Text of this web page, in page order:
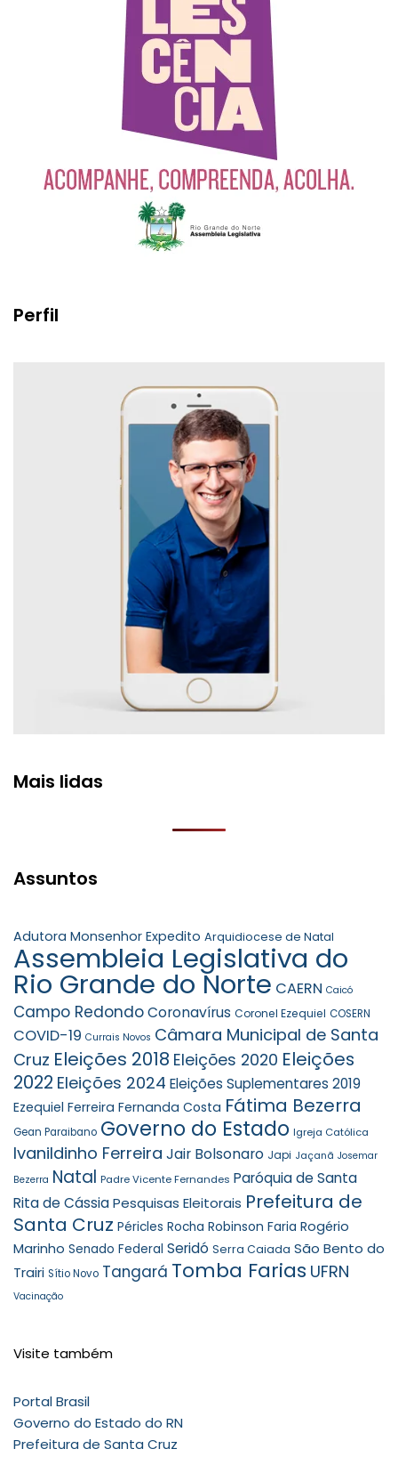
Perfil
Mais lidas
Assuntos
Adutora Monsenhor Expedito Arquidiocese de Natal
Assembleia Legislativa do
Rio Grande do Norte CAERN Caicó
Campo RedondoCoronavírus Coronel Ezequiel COSERN
COVID-19 Currais Novos Câmara Municipal de Santa
Cruz Eleições 2018 Eleições 2020 Eleições
2022 Eleições 2024 Eleições Suplementares 2019
Ezequiel Ferreira Fernanda Costa Fátima Bezerra
Gean Paraibano Governo do Estado Igreja Católica
Ivanildinho Ferreira Jair Bolsonaro Japi Jaçanã Josemar
Bezerra Natal Padre Vicente Fernandes Paróquia de Santa
Rita de CássiaPesquisas Eleitorais Prefeitura de
Santa Cruz Péricles Rocha Robinson Faria Rogério
Marinho Senado Federal Seridó Serra Caiada São Bento do
Trairi Sítio Novo Tangará Tomba Farias UFRN
Vacinação
Visite também
Portal Brasil
Governo do Estado do RN
Prefeitura de Santa Cruz